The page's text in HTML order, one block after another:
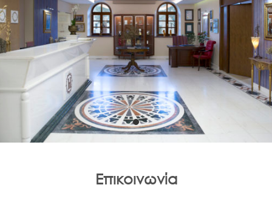
ΔΙΑΜΟΝΉ
ΕΓΚΑΤΑΣΤΆΣΕΙΣ & ΥΠΗΡΕΣΊΕΣ
ΓΑΣΤΡΟΝΟΜΊΑ
ΚΡΆΤΗΣΗ ΕΣΤΙΑΤΟΡΊΟΥ
ΠΡΟΣΦΟΡΈΣ
ΤΟΠΟΘΕΣΊΑ
VIDEOS
Επικοινωνία